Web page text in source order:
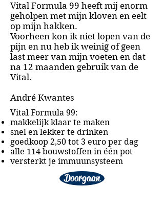
Vital Formula 99 heeft mij enorm
geholpen met mijn kloven en eelt
op mijn hakken.
Voorheen kon ik niet lopen van de
pijn en nu heb ik weinig of geen
last meer van mijn voeten en dat
na 12 maanden gebruik van de
Vital.
André Kwantes
Vital Formula 99:
makkelijk klaar te maken
snel en lekker te drinken
goedkoop 2,50 tot 3 euro per dag
alle 114 bouwstoffen in één pot
versterkt je immuunsysteem
Doorgaan